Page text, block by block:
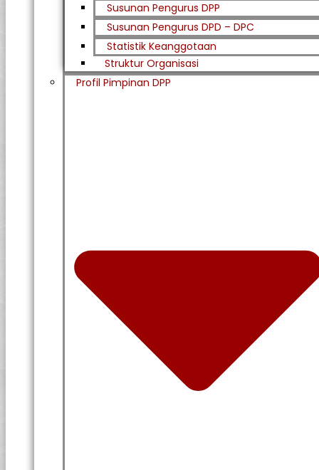
Susunan Pengurus DPP
Susunan Pengurus DPD – DPC​
Statistik Keanggotaan
Struktur Organisasi
Profil Pimpinan DPP